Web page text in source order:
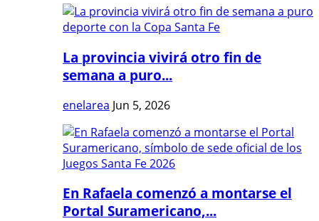
La provincia vivirá otro fin de
semana a puro...
enelarea Jun 5, 2026
En Rafaela comenzó a montarse el
Portal Suramericano,...